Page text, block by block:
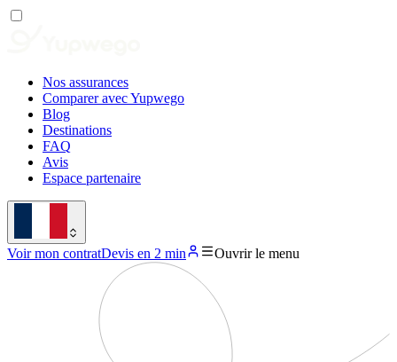
Nos assurances
Comparer avec Yupwego
Blog
Destinations
FAQ
Avis
Espace partenaire
Voir mon contratDevis en 2 min Ouvrir le menu